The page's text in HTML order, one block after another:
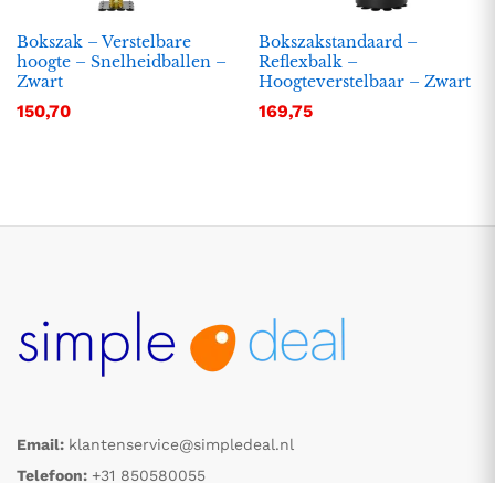
Bokszak – Verstelbare
hoogte – Snelheidballen –
Zwart
150,70
Bokszakstandaard –
Reflexbalk –
Hoogteverstelbaar – Zwart
169,75
Email: klantenservice@simpledeal.nl
Telefoon: +31 850580055